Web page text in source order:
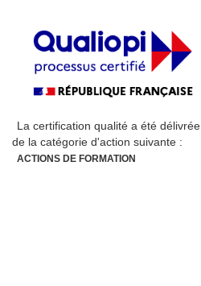
La certification qualité a été délivrée
de la catégorie d'action suivante :
ACTIONS DE FORMATION